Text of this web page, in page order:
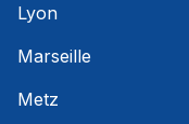
Lyon
Marseille
Metz